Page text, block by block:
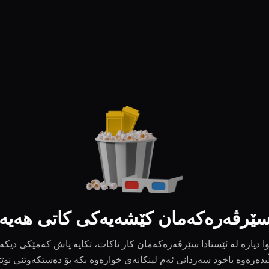
کێشەیەکی کاتی
وا دیارە لە ئێستادا سێرڤەرەکەمان کار ناکات، تکایە پاش کەمێکی دیکە
یاخود سەردانی ئەم لینکانەی خوارەوە بکە بۆ دەستکەوتنی